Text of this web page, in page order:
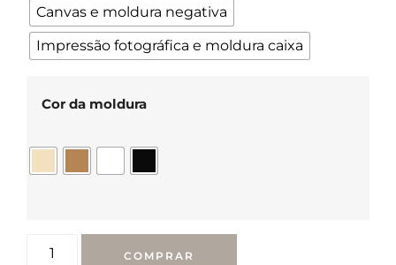
Canvas e moldura negativa
Impressão fotográfica e moldura caixa
Cor da moldura
COMPRAR